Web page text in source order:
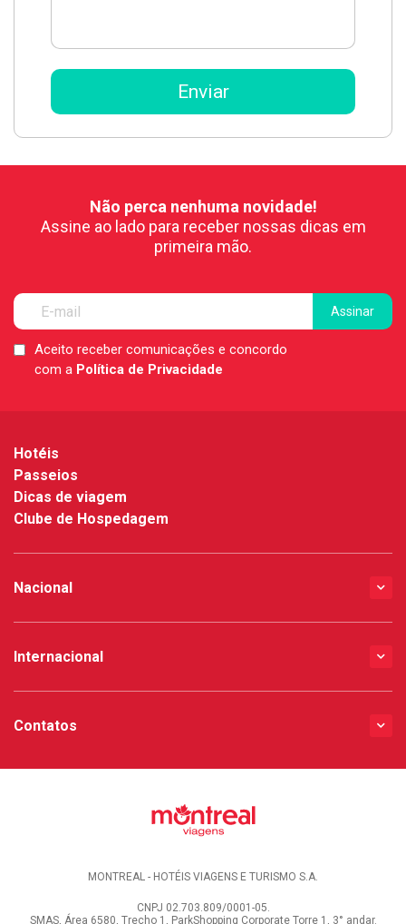
Não perca nenhuma novidade!
Assine ao lado para receber nossas dicas em
primeira mão.
LGPDAceito receber comunicações e concordo
com a Política de Privacidade
Hotéis
Passeios
Dicas de viagem
Clube de Hospedagem
Nacional
Internacional
Contatos
MONTREAL - HOTÉIS VIAGENS E TURISMO S.A.
CNPJ 02.703.809/0001-05.
SMAS, Área 6580, Trecho 1, ParkShopping Corporate Torre 1, 3° andar.